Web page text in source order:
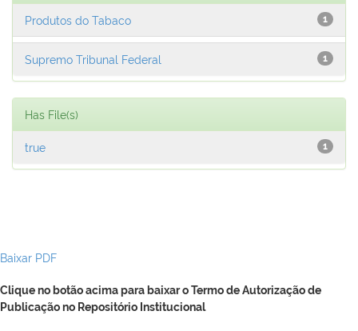
1
Produtos do Tabaco
1
Supremo Tribunal Federal
Has File(s)
1
true
Baixar PDF
Clique no botão acima para baixar o Termo de Autorização de
Publicação no Repositório Institucional